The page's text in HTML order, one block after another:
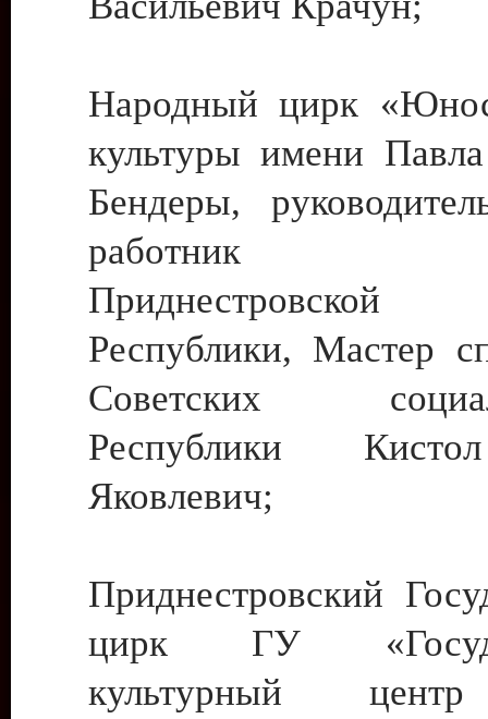
Народный цирк
культуры имени
Бендеры,
работник
Приднестровской
Республики, Мастер
Советских
Республики
Яковлевич;
Приднестровский
цирк ГУ
культурный